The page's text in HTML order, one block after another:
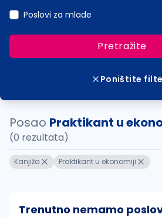
Poslovi za mlade
Pretražite
Poništite
Posao Praktikant u
(0 rezultata)
Kanjiža Praktikant u ekonomiji
Trenutno nemamo